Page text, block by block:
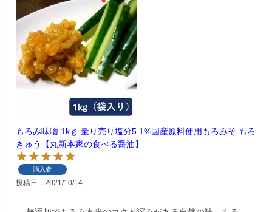
もろみ味噌 1kｇ 量り売り塩分5.1%国産原料使用もろみそ もろ
きゅう【丸新本家の食べる醤油】
購入者
投稿日 2021/10/14